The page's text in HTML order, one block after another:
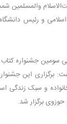
والمسلمین
و رئیس دانشگاه
سومین جشنواره
برگزاری این
و سبک زندگی
برگزار شد.